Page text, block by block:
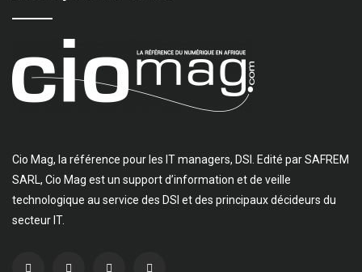
Cio Mag, la référence pour les IT managers, DSI. Edité par SAFREM
SARL, Cio Mag est un support d’information et de veille
technologique au service des DSI et des principaux décideurs du
secteur IT.